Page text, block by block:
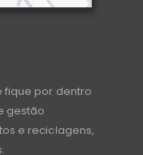
fique por dentro
gestão
e reciclagens,